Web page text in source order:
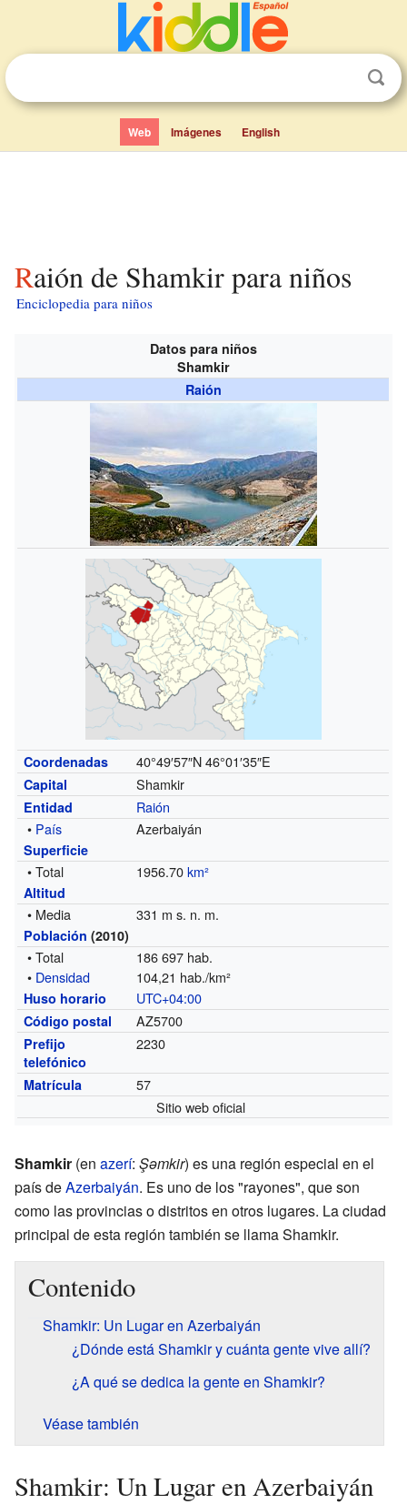
Web Imágenes English
Raión de Shamkir para niños
Enciclopedia para niños
Datos para niños
Shamkir
Raión
Coordenadas 40°49′57″N 46°01′35″E
Capital Shamkir
Entidad
Raión
• País Azerbaiyán
Superficie
• Total 1956.70km²
Altitud
• Media 331 m s. n. m.
Población (2010)
• Total
186 697 hab.
• Densidad 104,21 hab./km²
Huso horario UTC+04:00
Código postal AZ5700
Prefijo
telefónico
2230
Matrícula
57
Sitio web oficial
Shamkir (en azerí: Şəmkir) es una región especial en el
país deAzerbaiyán. Es uno de los "rayones", que son
como las provincias o distritos en otros lugares. La ciudad
principal de esta región también se llama Shamkir.
Contenido
Shamkir: Un Lugar en Azerbaiyán
¿Dónde está Shamkir y cuánta gente vive allí?
¿A qué se dedica la gente en Shamkir?
Véase también
Shamkir: Un Lugar en Azerbaiyán